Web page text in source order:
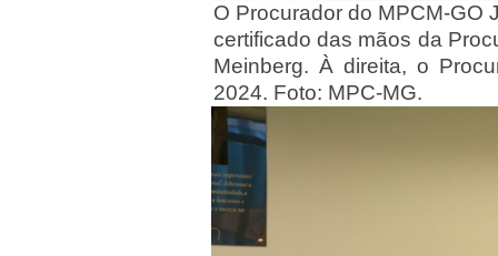
O Procurador do MPCM-GO
certificado das mãos da
Meinberg. À direita, o
2024. Foto: MPC-MG.